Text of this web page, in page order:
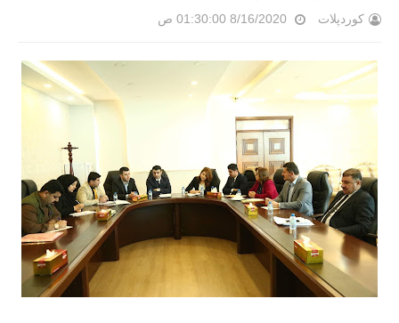
کوردپلات 8/16/2020 01:30:00 ص